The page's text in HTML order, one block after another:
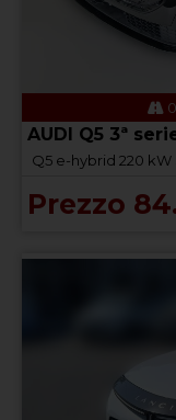
AUDI Q5 3ª
Q5 e-hybrid 220
Prezzo